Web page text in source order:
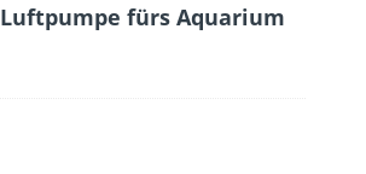
Luftpumpe fürs Aquarium